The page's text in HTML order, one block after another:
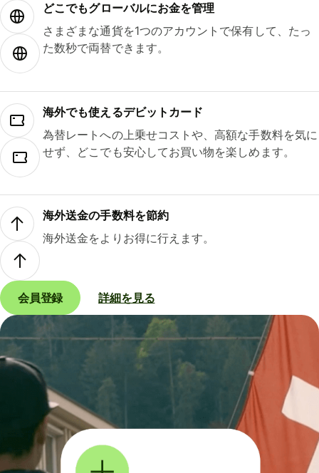
どこでもグ⁠ロ⁠ー⁠バ⁠ルにお金を管理
さまざまな通貨を1つのアカウントで保有して、たっ
た数秒で両替できます。
海外でも使えるデビットカード
為替レートへの上乗せコストや、高額な手数料を気に
せず、どこでも安心してお買い物を楽しめます。
海外送金の手数料を節約
海外送金をよりお得に行えます。
会員登録 詳細を見る